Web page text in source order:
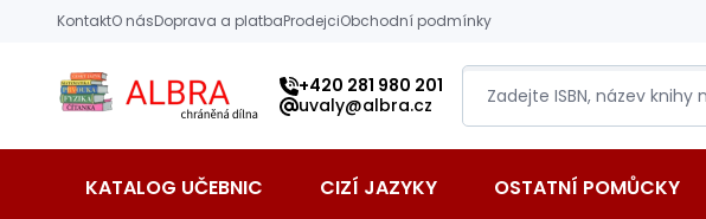
Přeskočit na hlavní obsah
KontaktO násDoprava a platbaProdejciObchodní podmínky
Albra s.r.o.
+420 281 980 201
uvaly@albra.cz
KATALOG UČEBNIC CIZÍ JAZYKY OSTATNÍ POMŮCKY